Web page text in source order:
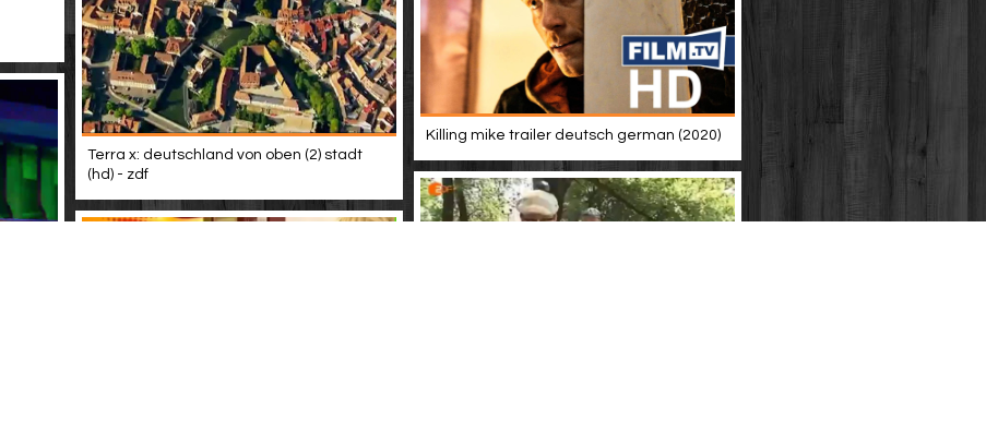
Terra x: deutschland von oben (2) stadt
(hd) - zdf
Killing mike trailer deutsch german (2020)